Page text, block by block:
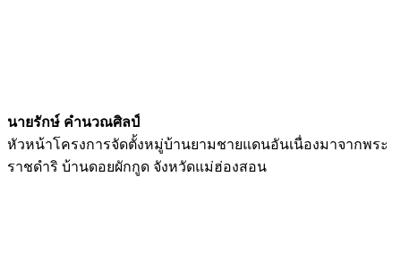
นายรักษ์ คำนวณศิลป์
หัวหน้าโครงการจัดตั้งหมู่บ้านยามชายแดนอันเนื่องมาจากพระ
ราชดำริ บ้านดอยผักกูด จังหวัดแม่ฮ่องสอน